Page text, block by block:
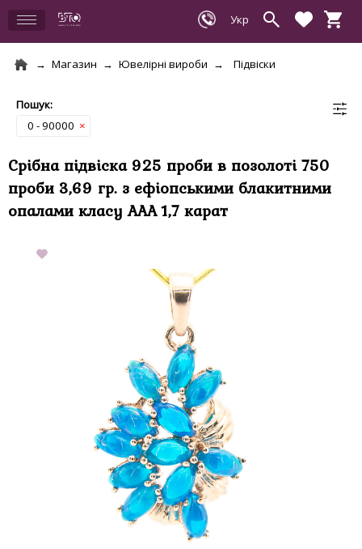
Магазин Ювелірні вироби Підвіски
0 - 90000 ×
Срібна підвіска 925 проби в позолоті 750
проби 3,69 гр. з ефіопськими блакитними
опалами класу AAA 1,7 карат